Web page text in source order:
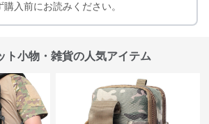
購入前にお読みください。
ト小物・雑貨の人気アイテム